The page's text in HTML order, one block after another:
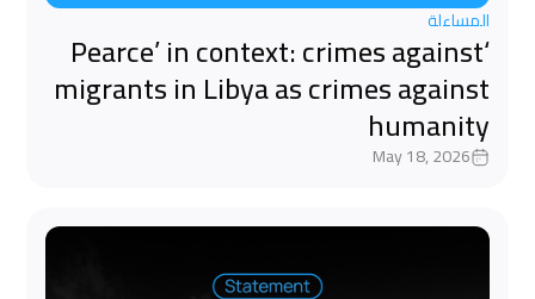
المساءلة
‘Pearce’ in context: crimes against
migrants in Libya as crimes against
humanity
May 18, 2026